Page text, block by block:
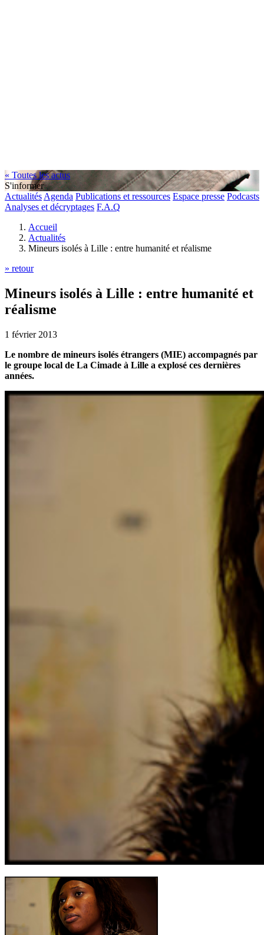
« Toutes les actus
S'informer
Actualités Agenda Publications et ressources Espace presse Podcasts
Analyses et décryptages F.A.Q
Accueil
Actualités
Mineurs isolés à Lille : entre humanité et réalisme
» retour
Mineurs isolés à Lille : entre humanité et
réalisme
1 février 2013
Le nombre de mineurs isolés étrangers (MIE) accompagnés par
le groupe local de La Cimade à Lille a explosé ces dernières
années.